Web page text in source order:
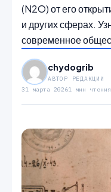
(N2O) от его
и других сферах.
современное
chydogrib
АВТОР РЕДАКЦИИ
31 марта 20261 мин чтения